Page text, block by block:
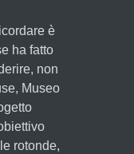
è
ha fatto
non
Museo
rotonde,